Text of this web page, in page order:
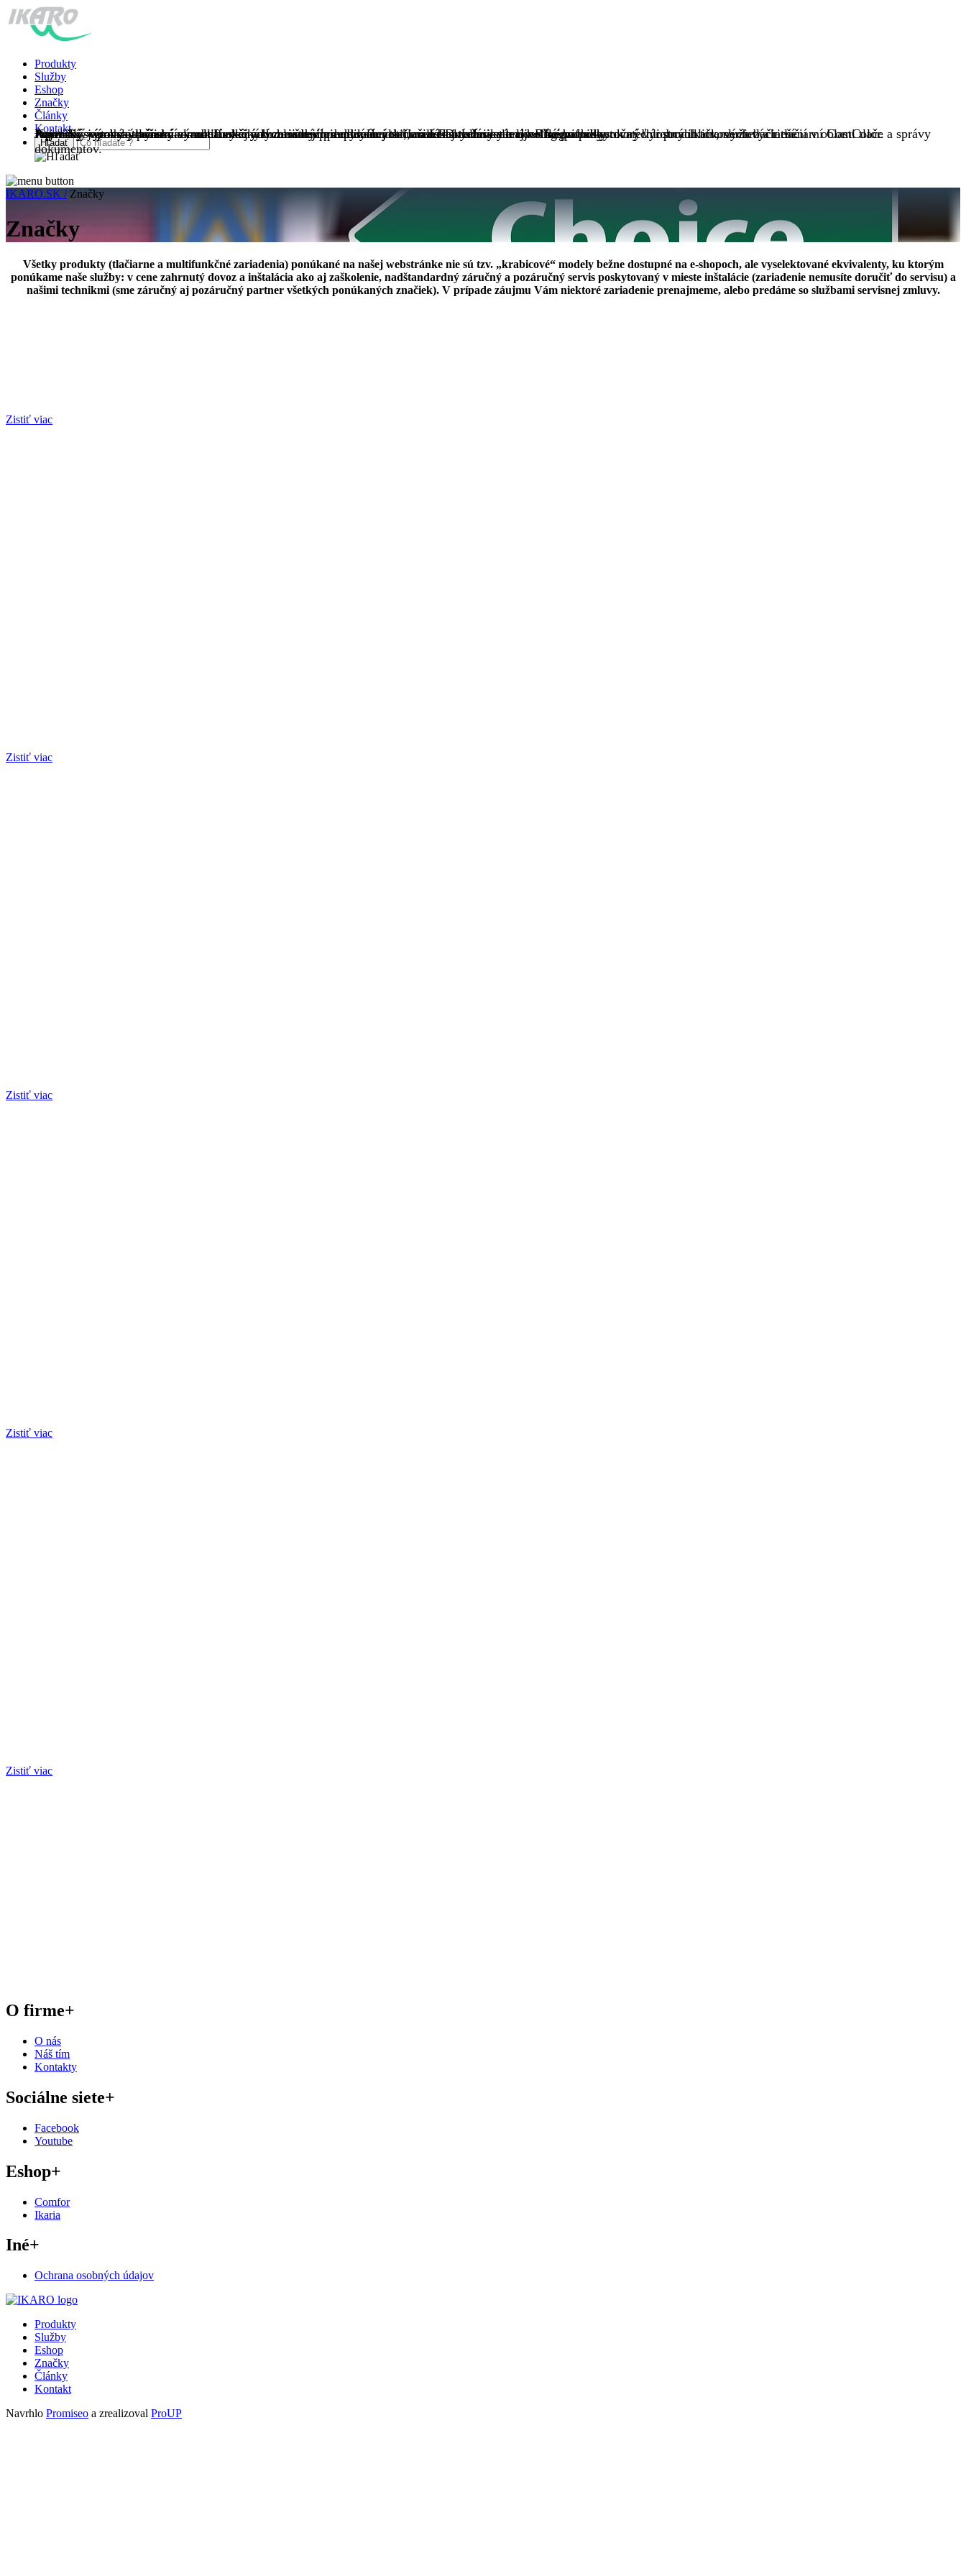
Produkty
Služby
Eshop
Značky
Články
Kontakt
IKARO.SK /Značky
Značky
Všetky produkty (tlačiarne a multifunkčné zariadenia) ponúkané na našej webstránke nie sú tzv. „krabicové“ modely bežne dostupné na e-shopoch, ale vyselektované ekvivalenty, ku ktorým
ponúkame naše služby: v cene zahrnutý dovoz a inštalácia ako aj zaškolenie, nadštandardný záručný a pozáručný servis poskytovaný v mieste inštalácie (zariadenie nemusíte doručiť do servisu) a
našimi technikmi (sme záručný aj pozáručný partner všetkých ponúkaných značiek). V prípade záujmu Vám niektoré zariadenie prenajmeme, alebo predáme so službami servisnej zmluvy.
Japonský výrobca tlačiarní a multifunkčných zariadení pre domácnosti, malé kancelárie ale aj veľké podniky.
Zistiť viac
Americký výrobca tlačiarní a multifunkčných zariadení pre domácnosti, malé kancelárie ale aj veľké podniky.
Zistiť viac
Popredný japonský výrobca kancelárskej a komerčnej/priemyselnej tlačiarenskej techniky a líder medzi poskytovateľmi produktov, služieb a riešení v oblasti tlače a správy
dokumentov.
Zistiť viac
Japonský výrobca tlačiarní a multifunkčných zariadení osadených vlastnou LED tlačovou technológiou a dlhoročný výrobca ihličkových tlačiarní.
Zistiť viac
Najväčší svetový japonský výrobca vysokorýchlostných duplikačných/tlačiarenských systémov Risograf a vysokorýchlostných atramentových tlačiarní ComColor.
Zistiť viac
O firme+
O nás
Náš tím
Kontakty
Sociálne siete+
Facebook
Youtube
Eshop+
Comfor
Ikaria
Iné+
Ochrana osobných údajov
Produkty
Služby
Eshop
Značky
Články
Kontakt
Navrhlo Promiseo a zrealizoval ProUP